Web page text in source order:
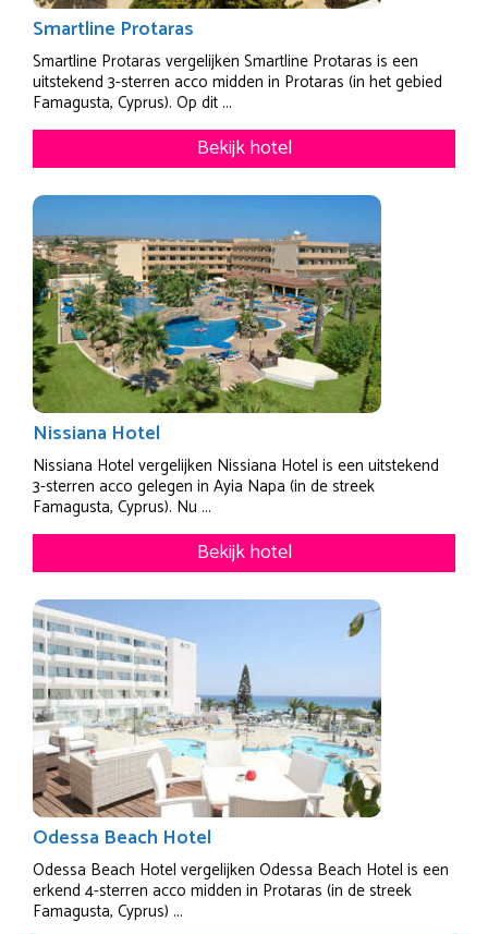
Smartline Protaras
Smartline Protaras vergelijken Smartline Protaras is een
uitstekend 3-sterren acco midden in Protaras (in het gebied
Famagusta, Cyprus). Op dit ...
Bekijk hotel
Nissiana Hotel
Nissiana Hotel vergelijken Nissiana Hotel is een uitstekend
3-sterren acco gelegen in Ayia Napa (in de streek
Famagusta, Cyprus). Nu ...
Bekijk hotel
Odessa Beach Hotel
Odessa Beach Hotel vergelijken Odessa Beach Hotel is een
erkend 4-sterren acco midden in Protaras (in de streek
Famagusta, Cyprus) ...